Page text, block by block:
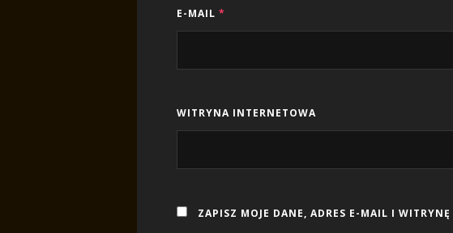
E-MAIL *
WITRYNA INTERNETOWA
ZAPISZ MOJE DANE, ADRES E-MAIL I